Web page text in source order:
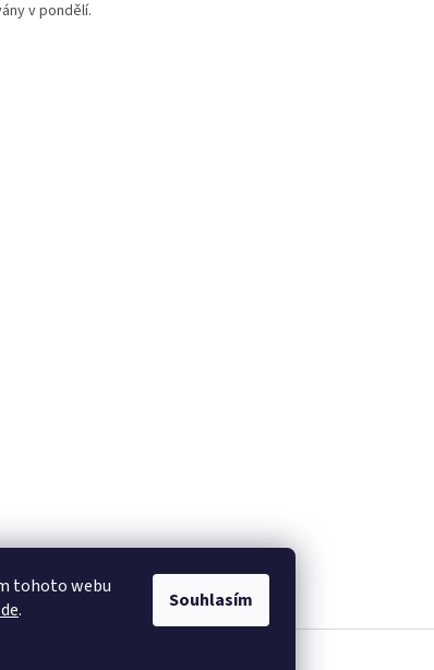
tohoto webu
. Souhlasím
v pondělí.